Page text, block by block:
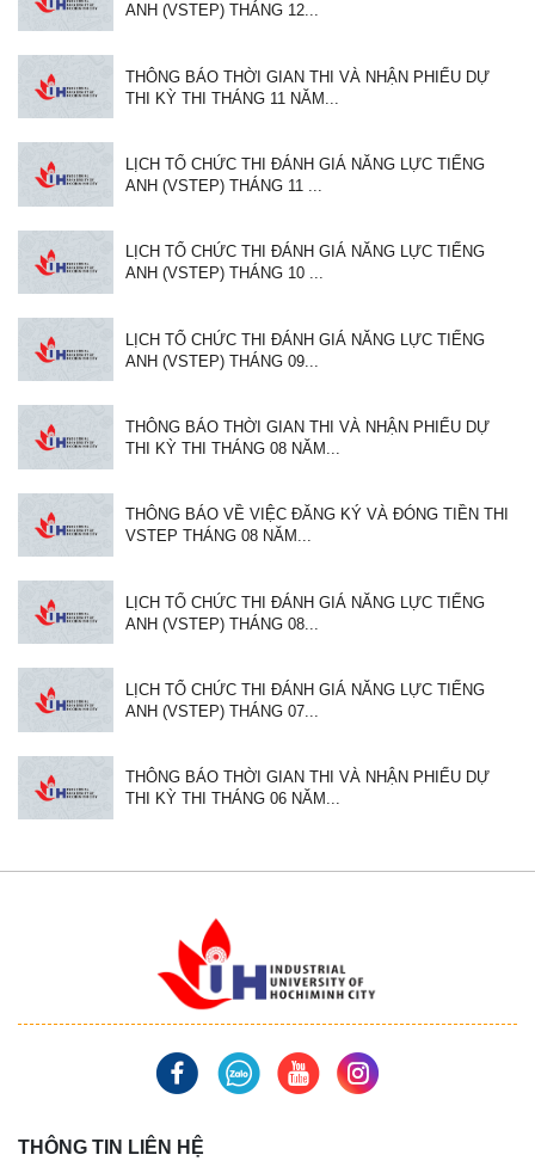
ANH (VSTEP) THÁNG 12...
THÔNG BÁO THỜI GIAN THI VÀ NHẬN PHIẾU DỰ
THI KỲ THI THÁNG 11 NĂM...
LỊCH TỔ CHỨC THI ĐÁNH GIÁ NĂNG LỰC TIẾNG
ANH (VSTEP) THÁNG 11 ...
LỊCH TỔ CHỨC THI ĐÁNH GIÁ NĂNG LỰC TIẾNG
ANH (VSTEP) THÁNG 10 ...
LỊCH TỔ CHỨC THI ĐÁNH GIÁ NĂNG LỰC TIẾNG
ANH (VSTEP) THÁNG 09...
THÔNG BÁO THỜI GIAN THI VÀ NHẬN PHIẾU DỰ
THI KỲ THI THÁNG 08 NĂM...
THÔNG BÁO VỀ VIỆC ĐĂNG KÝ VÀ ĐÓNG TIỀN THI
VSTEP THÁNG 08 NĂM...
LỊCH TỔ CHỨC THI ĐÁNH GIÁ NĂNG LỰC TIẾNG
ANH (VSTEP) THÁNG 08...
LỊCH TỔ CHỨC THI ĐÁNH GIÁ NĂNG LỰC TIẾNG
ANH (VSTEP) THÁNG 07...
THÔNG BÁO THỜI GIAN THI VÀ NHẬN PHIẾU DỰ
THI KỲ THI THÁNG 06 NĂM...
THÔNG TIN LIÊN HỆ